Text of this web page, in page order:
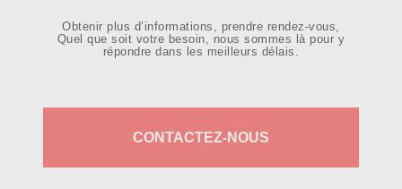
Obtenir plus d’informations, prendre rendez-vous,
Quel que soit votre besoin, nous sommes là pour y
répondre dans les meilleurs délais.
CONTACTEZ-NOUS